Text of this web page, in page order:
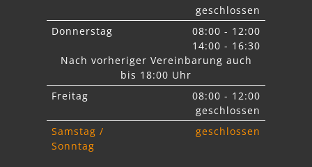
geschlossen
Donnerstag
08:00 - 12:00
14:00 - 16:30
Nach vorheriger Vereinbarung auch
bis 18:00 Uhr
Freitag
08:00 - 12:00
geschlossen
Samstag /
Sonntag
geschlossen